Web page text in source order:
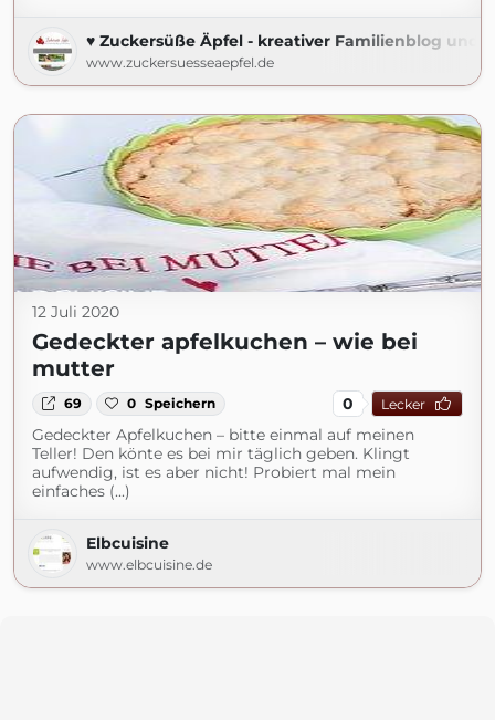
♥ Zuckersüße Äpfel - kreativer Familienblog und
www.zuckersuesseaepfel.de
12 Juli 2020
Gedeckter apfelkuchen – wie bei
mutter
69 0 Speichern 0 Lecker
Gedeckter Apfelkuchen – bitte einmal auf meinen
Teller! Den könte es bei mir täglich geben. Klingt
aufwendig, ist es aber nicht! Probiert mal mein
einfaches (...)
Elbcuisine
www.elbcuisine.de